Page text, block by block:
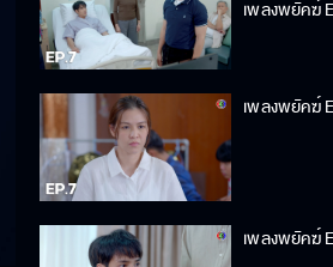
เพลงพยัคฆ์
เพลงพยัคฆ์
เพลงพยัคฆ์